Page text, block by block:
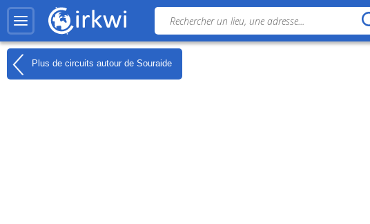
Plus de circuits autour de Souraide